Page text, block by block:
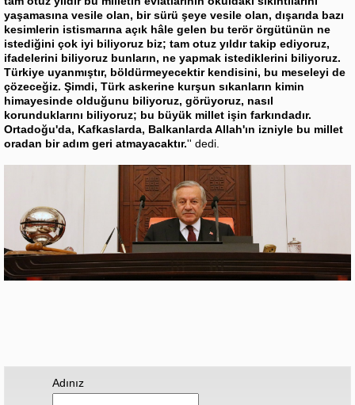
yaşamasına vesile olan, bir sürü şeye vesile olan, dışarıda bazı
kesimlerin istismarına açık hâle gelen bu terör örgütünün ne
istediğini çok iyi biliyoruz biz; tam otuz yıldır takip ediyoruz,
ifadelerini biliyoruz bunların, ne yapmak istediklerini biliyoruz.
Türkiye uyanmıştır, böldürmeyecektir kendisini, bu meseleyi de
çözeceğiz. Şimdi, Türk askerine kurşun sıkanların kimin
himayesinde olduğunu biliyoruz, görüyoruz, nasıl
korunduklarını biliyoruz; bu büyük millet işin farkındadır.
Ortadoğu'da, Kafkaslarda, Balkanlarda Allah'ın izniyle bu millet
oradan bir adım geri atmayacaktır.'' dedi.
Adınız